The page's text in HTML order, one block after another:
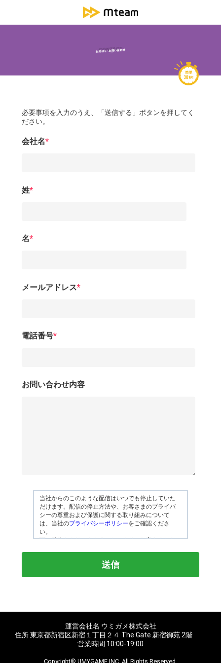
必要事項を入力のうえ、「送信する」ボタンを押してく
ださい。
会社名*
姓*
名*
メールアドレス*
電話番号*
お問い合わせ内容
当社からのこのような配信はいつでも停止していた
だけます。配信の停止方法や、お客さまのプライバ
シーの尊重および保護に関する取り組みについて
は、当社のプライバシーポリシーをご確認くださ
い。
下の送信をクリックすることにより、お客さまから
したものと見なされます。
運営会社名 ウミガメ株式会社
住所 東京都新宿区新宿１丁目２４ The Gate 新宿御苑 2階
営業時間 10:00-19:00
Copyright© UMYGAME,INC. All Rights Reserved.